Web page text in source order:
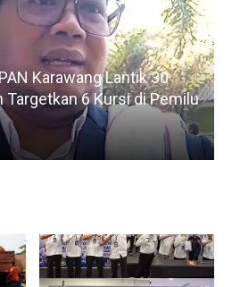
Karawang Lantik 30
6 Kursi di Pemilu